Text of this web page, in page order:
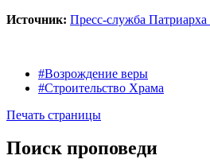
Источник: Пресс-служба
#Возрождение веры
#Строительство Храма
Печать страницы
Поиск проповеди